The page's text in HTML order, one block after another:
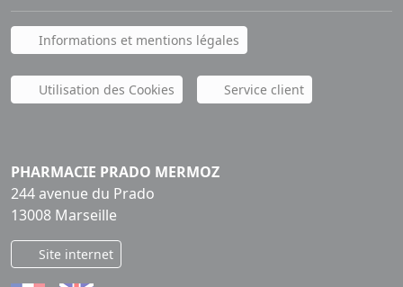
Informations et mentions légales
Utilisation des Cookies Service client
PHARMACIE PRADO MERMOZ
244 avenue du Prado
13008 Marseille
Site internet